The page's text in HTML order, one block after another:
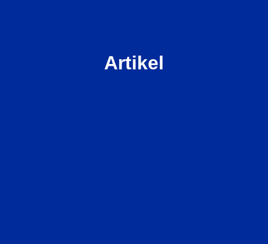
Artikel